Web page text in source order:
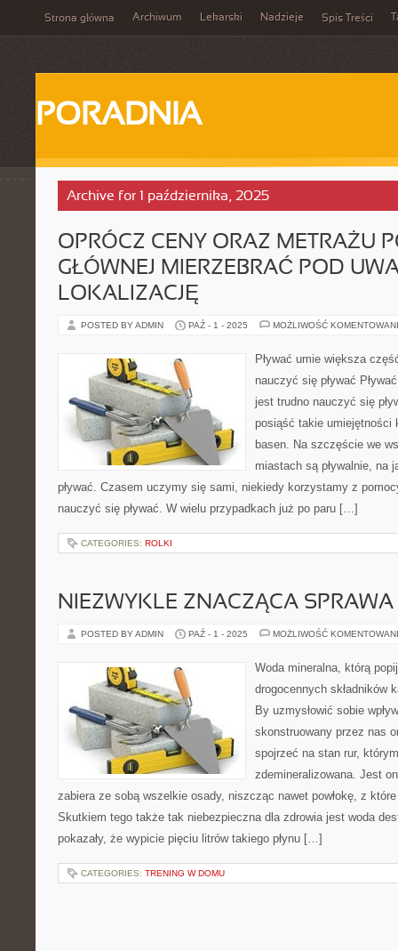
Strona główna Archiwum Lekarski Nadzieje Spis Treści
PORADNIA
Archive for 1 października, 2025
OPRÓCZ CENY ORAZ METRAŻU
GŁÓWNEJ MIERZEBRAĆ POD
LOKALIZACJĘ
POSTED BY ADMIN PAŹ - 1 - 2025 MOŻLIWOŚĆ
Pływać umie większa
nauczyć się pływać
jest trudno nauczyć się
posiąść takie umiejętności
basen. Na szczęście we
miastach są pływalnie, na
pływać. Czasem uczymy się sami, niekiedy korzystamy z
nauczyć się pływać. W wielu przypadkach już po paru […]
CATEGORIES: ROLKI
NIEZWYKLE ZNACZĄCA SPRAWA
POSTED BY ADMIN PAŹ - 1 - 2025 MOŻLIWOŚĆ
Woda mineralna, którą
drogocennych składników
By uzmysłowić sobie
skonstruowany przez nas
spojrzeć na stan rur,
zdemineralizowana. Jest
zabiera ze sobą wszelkie osady, niszcząc nawet powłokę, z
Skutkiem tego także tak niebezpieczna dla zdrowia jest woda
pokazały, że wypicie pięciu litrów takiego płynu […]
CATEGORIES: TRENING W DOMU